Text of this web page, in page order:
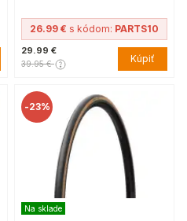
26.99 € s kódom: PARTS10
29.99 €
39.95 € Kúpiť
-23%
Na sklade